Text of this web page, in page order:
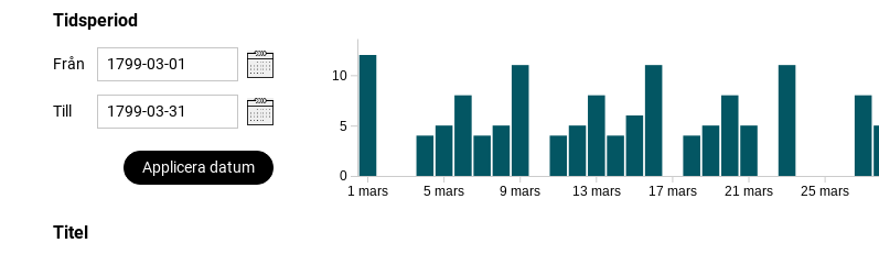
Tidsperiod
Från
Till
Applicera datum
0
5
10
1 mars 5 mars 9 mars 13 mars 17 mars 21 mars 25 mars
Titel